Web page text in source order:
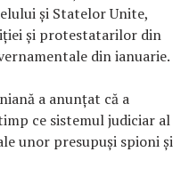
şi Statelor Unite,
şi protestatarilor din
din ianuarie.
a anunţat că a
ce sistemul judiciar al
unor presupuşi spioni şi